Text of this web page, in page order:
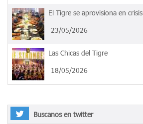
El Tigre se aprovisiona en crisis
23/05/2026
Las Chicas del Tigre
18/05/2026
Buscanos en twitter